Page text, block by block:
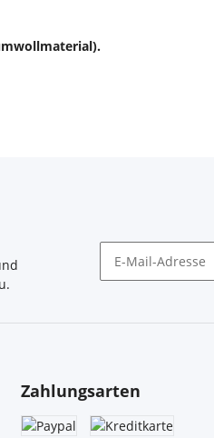
Zahlungsarten